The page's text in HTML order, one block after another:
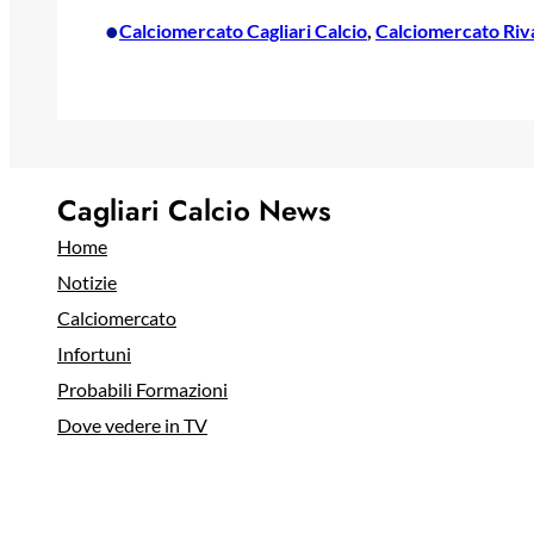
•Calciomercato Cagliari Calcio, Calciomercato
Cagliari Calcio News
Home
Notizie
Calciomercato
Infortuni
Probabili Formazioni
Dove vedere in TV